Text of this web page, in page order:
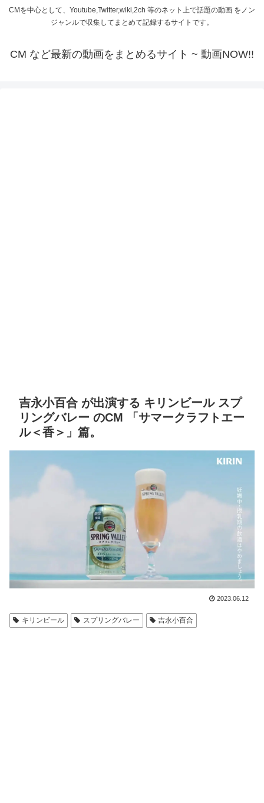
CMを中心として、Youtube,Twitter,wiki,2ch 等のネット上で話題の動画 をノン
ジャンルで収集してまとめて記録するサイトです。
CM など最新の動画をまとめるサイト ~ 動画NOW!!
吉永小百合 が出演する キリンビール スプ
リングバレー のCM 「サマークラフトエー
ル＜香＞」篇。
2023.06.12
キリンビール スプリングバレー 吉永小百合